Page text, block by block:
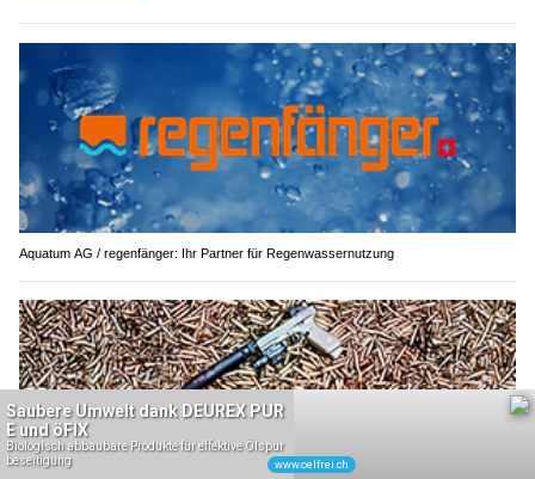
Aquatum AG / regenfänger: Ihr Partner für Regenwassernutzung